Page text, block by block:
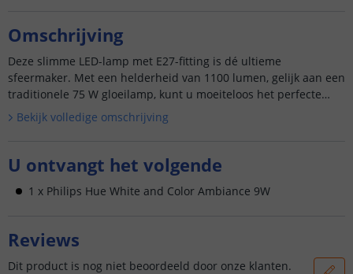
Omschrijving
Deze slimme LED-lamp met E27-fitting is dé ultieme
sfeermaker. Met een helderheid van 1100 lumen, gelijk aan een
traditionele 75 W gloeilamp, kunt u moeiteloos het perfecte
lichtnivea...
Bekijk volledige omschrijving
U ontvangt het volgende
1 x Philips Hue White and Color Ambiance 9W
Reviews
Dit product is nog niet beoordeeld door onze klanten.